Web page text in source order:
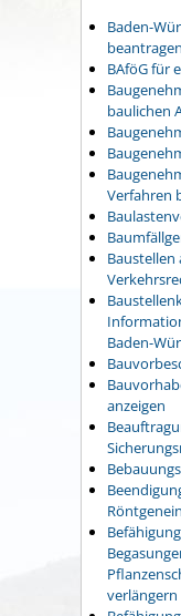
Baden-
beantragen
BAföG für
baulichen
Verfahren
Baden-
anzeigen
verlängern